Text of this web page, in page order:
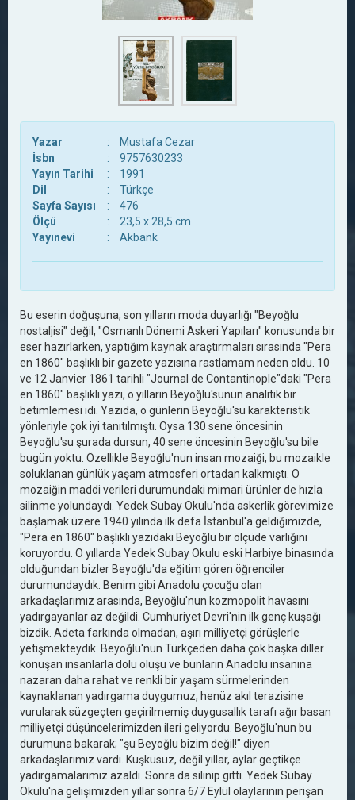
Yazar :
Mustafa Cezar
İsbn
:
9757630233
Yayın Tarihi
:
1991
Dil
:
Türkçe
Sayfa Sayısı
:
476
Ölçü
:
23,5 x 28,5 cm
Yayınevi
: Akbank
Bu eserin doğuşuna, son yılların moda duyarlığı "Beyoğlu
nostaljisi" değil, "Osmanlı Dönemi Askeri Yapıları" konusunda bir
eser hazırlarken, yaptığım kaynak araştırmaları sırasında "Pera
en 1860" başlıklı bir gazete yazısına rastlamam neden oldu. 10
ve 12 Janvier 1861 tarihli "Journal de Contantinople"daki "Pera
en 1860" başlıklı yazı, o yılların Beyoğlu'sunun analitik bir
betimlemesi idi. Yazıda, o günlerin Beyoğlu'su karakteristik
yönleriyle çok iyi tanıtılmıştı. Oysa 130 sene öncesinin
Beyoğlu'su şurada dursun, 40 sene öncesinin Beyoğlu'su bile
bugün yoktu. Özellikle Beyoğlu'nun insan mozaiği, bu mozaikle
soluklanan günlük yaşam atmosferi ortadan kalkmıştı. O
mozaiğin maddi verileri durumundaki mimari ürünler de hızla
silinme yolundaydı. Yedek Subay Okulu'nda askerlik görevimize
başlamak üzere 1940 yılında ilk defa İstanbul'a geldiğimizde,
"Pera en 1860" başlıklı yazıdaki Beyoğlu bir ölçüde varlığını
koruyordu. O yıllarda Yedek Subay Okulu eski Harbiye binasında
olduğundan bizler Beyoğlu'da eğitim gören öğrenciler
durumundaydık. Benim gibi Anadolu çocuğu olan
arkadaşlarımız arasında, Beyoğlu'nun kozmopolit havasını
yadırgayanlar az değildi. Cumhuriyet Devri'nin ilk genç kuşağı
bizdik. Adeta farkında olmadan, aşırı milliyetçi görüşlerle
yetişmekteydik. Beyoğlu'nun Türkçeden daha çok başka diller
konuşan insanlarla dolu oluşu ve bunların Anadolu insanına
nazaran daha rahat ve renkli bir yaşam sürmelerinden
kaynaklanan yadırgama duygumuz, henüz akıl terazisine
vurularak süzgeçten geçirilmemiş duygusallık tarafı ağır basan
milliyetçi düşüncelerimizden ileri geliyordu. Beyoğlu'nun bu
durumuna bakarak; "şu Beyoğlu bizim değil!" diyen
arkadaşlarımız vardı. Kuşkusuz, değil yıllar, aylar geçtikçe
yadırgamalarımız azaldı. Sonra da silinip gitti. Yedek Subay
Okulu'na gelişimizden yıllar sonra 6/7 Eylül olaylarının perişan